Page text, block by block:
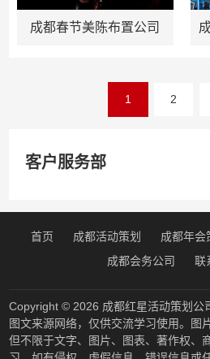
成都春节美陈布置公司
1 2
客户服务部
首页 成都活动策划 成都年会
成都会务公司
联
Copyright © 2026 成都红星活动策划公
图文来源网络，仅供交流学习使用。图
但不限于文字、图片、图表、著作权、